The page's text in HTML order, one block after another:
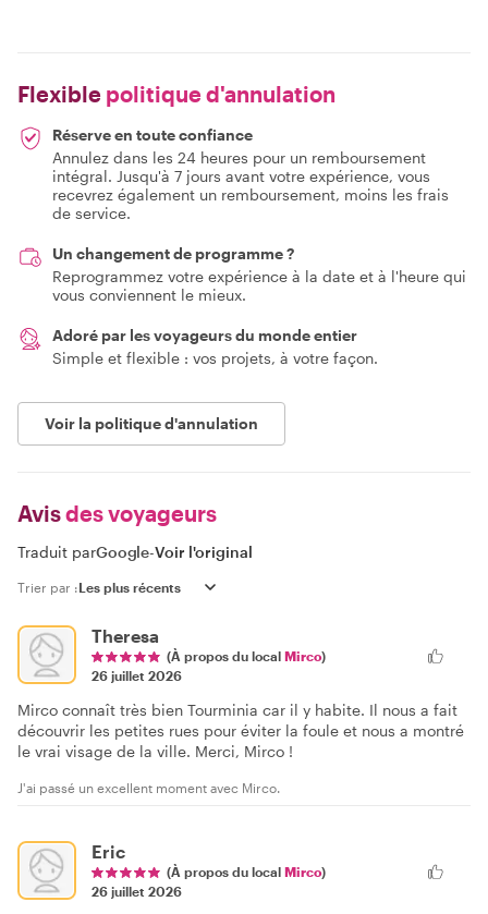
Flexible politique d'annulation
Réserve en toute confiance
Annulez dans les 24 heures pour un remboursement
intégral. Jusqu'à 7 jours avant votre expérience, vous
recevrez également un remboursement, moins les frais
de service.
Un changement de programme ?
Reprogrammez votre expérience à la date et à l'heure qui
vous conviennent le mieux.
Adoré par les voyageurs du monde entier
Simple et flexible : vos projets, à votre façon.
Voir la politique d'annulation
Avisdes voyageurs
Traduit parGoogle-Voir l'original
Trier par :
Theresa
(À propos du local Mirco)
26 juillet 2026
Mirco connaît très bien Tourminia car il y habite. Il nous a fait
découvrir les petites rues pour éviter la foule et nous a montré
le vrai visage de la ville. Merci, Mirco !
J'ai passé un excellent moment avec Mirco.
Eric
(À propos du local Mirco)
26 juillet 2026